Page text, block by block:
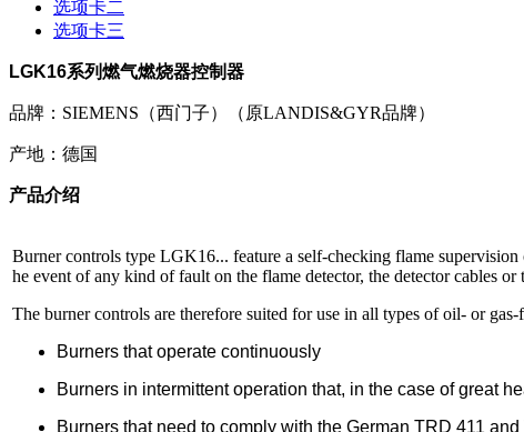
选项卡二
选项卡三
LGK16系列燃气燃烧器控制器
品牌：SIEMENS（西门子）（原LANDIS&GYR品牌）
产地：德国
产品介绍
Burner controls type LGK16... feature a self-checking flame
he event of any kind of fault on the flame detector, the detector cables
The burner controls are therefore suited for use in all types of oil- or
Burners that operate continuously
Burners in intermittent operation that, in the case of great
Burners that need to comply with the German TRD 411